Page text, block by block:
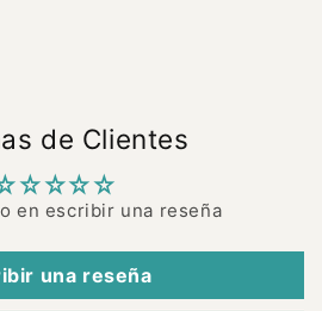
de Clientes
en escribir una reseña
una reseña